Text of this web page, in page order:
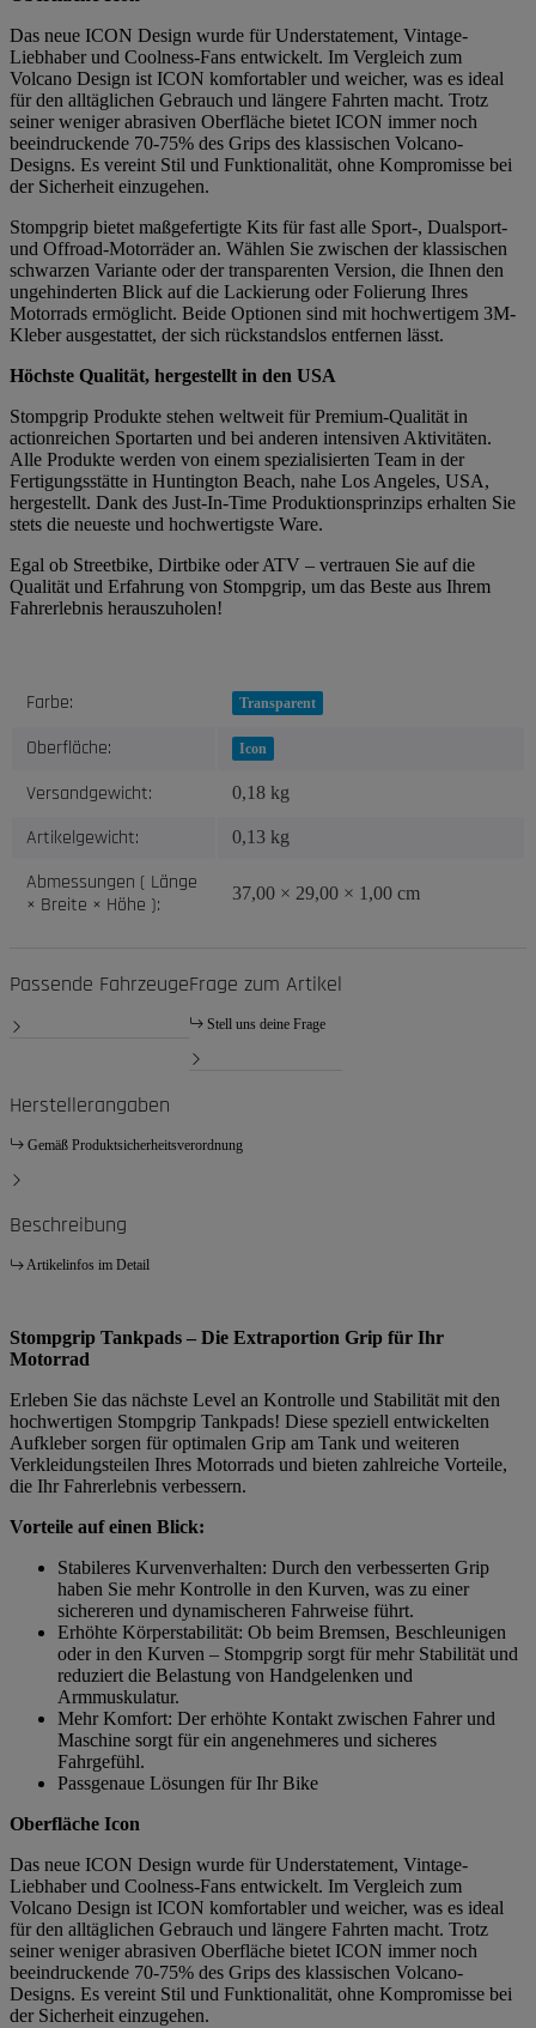
Das neue ICON Design wurde für Understatement, Vintage-
Liebhaber und Coolness-Fans entwickelt. Im Vergleich zum
Volcano Design ist ICON komfortabler und weicher, was es ideal
für den alltäglichen Gebrauch und längere Fahrten macht. Trotz
seiner weniger abrasiven Oberfläche bietet ICON immer noch
beeindruckende 70-75% des Grips des klassischen Volcano-
Designs. Es vereint Stil und Funktionalität, ohne Kompromisse bei
der Sicherheit einzugehen.
Stompgrip bietet maßgefertigte Kits für fast alle Sport-, Dualsport-
und Offroad-Motorräder an. Wählen Sie zwischen der klassischen
schwarzen Variante oder der transparenten Version, die Ihnen den
ungehinderten Blick auf die Lackierung oder Folierung Ihres
Motorrads ermöglicht. Beide Optionen sind mit hochwertigem 3M-
Kleber ausgestattet, der sich rückstandslos entfernen lässt.
Höchste Qualität, hergestellt in den USA
Stompgrip Produkte stehen weltweit für Premium-Qualität in
actionreichen Sportarten und bei anderen intensiven Aktivitäten.
Alle Produkte werden von einem spezialisierten Team in der
Fertigungsstätte in Huntington Beach, nahe Los Angeles, USA,
hergestellt. Dank des Just-In-Time Produktionsprinzips erhalten Sie
stets die neueste und hochwertigste Ware.
Egal ob Streetbike, Dirtbike oder ATV – vertrauen Sie auf die
Qualität und Erfahrung von Stompgrip, um das Beste aus Ihrem
Fahrerlebnis herauszuholen!
Produkteigenschaft
Wert
Farbe: Transparent
Oberfläche: Icon
Versandgewicht: 0,18 kg
Artikelgewicht: 0,13 kg
Abmessungen ( Länge
× Breite × Höhe ):
37,00 × 29,00 × 1,00 cm
Passende FahrzeugeFrage zum Artikel
Stell uns deine Frage
Herstellerangaben
Gemäß Produktsicherheitsverordnung
Beschreibung
Artikelinfos im Detail
Stompgrip Tankpads – Die Extraportion Grip für Ihr
Motorrad
Erleben Sie das nächste Level an Kontrolle und Stabilität mit den
hochwertigen Stompgrip Tankpads! Diese speziell entwickelten
Aufkleber sorgen für optimalen Grip am Tank und weiteren
Verkleidungsteilen Ihres Motorrads und bieten zahlreiche Vorteile,
die Ihr Fahrerlebnis verbessern.
Vorteile auf einen Blick:
Stabileres Kurvenverhalten: Durch den verbesserten Grip
haben Sie mehr Kontrolle in den Kurven, was zu einer
sichereren und dynamischeren Fahrweise führt.
Erhöhte Körperstabilität: Ob beim Bremsen, Beschleunigen
oder in den Kurven – Stompgrip sorgt für mehr Stabilität und
reduziert die Belastung von Handgelenken und
Armmuskulatur.
Mehr Komfort: Der erhöhte Kontakt zwischen Fahrer und
Maschine sorgt für ein angenehmeres und sicheres
Fahrgefühl.
Passgenaue Lösungen für Ihr Bike
Oberfläche Icon
Das neue ICON Design wurde für Understatement, Vintage-
Liebhaber und Coolness-Fans entwickelt. Im Vergleich zum
Volcano Design ist ICON komfortabler und weicher, was es ideal
für den alltäglichen Gebrauch und längere Fahrten macht. Trotz
seiner weniger abrasiven Oberfläche bietet ICON immer noch
beeindruckende 70-75% des Grips des klassischen Volcano-
Designs. Es vereint Stil und Funktionalität, ohne Kompromisse bei
der Sicherheit einzugehen.